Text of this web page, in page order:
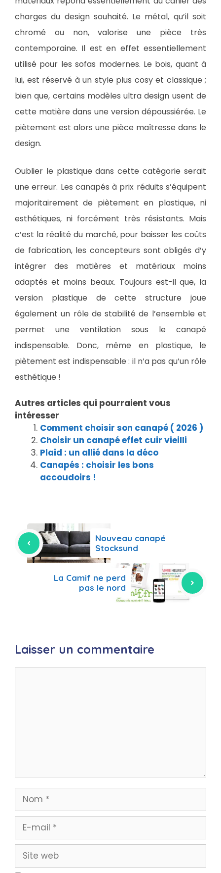
charges du design souhaité. Le métal, qu’il soit
chromé ou non, valorise une pièce très
contemporaine. Il est en effet essentiellement
utilisé pour les sofas modernes. Le bois, quant à
lui, est réservé à un style plus cosy et classique ;
bien que, certains modèles ultra design usent de
cette matière dans une version dépoussiérée. Le
piètement est alors une pièce maîtresse dans le
design.
Oublier le plastique dans cette catégorie serait
une erreur. Les canapés à prix réduits s’équipent
majoritairement de piètement en plastique, ni
esthétiques, ni forcément très résistants. Mais
c’est la réalité du marché, pour baisser les coûts
de fabrication, les concepteurs sont obligés d’y
intégrer des matières et matériaux moins
adaptés et moins beaux. Toujours est-il que, la
version plastique de cette structure joue
également un rôle de stabilité de l’ensemble et
permet une ventilation sous le canapé
indispensable. Donc, même en plastique, le
piètement est indispensable : il n’a pas qu’un rôle
esthétique !
Autres articles qui pourraient vous
intéresser
Comment choisir son canapé ( 2026 )
Choisir un canapé effet cuir vieilli
Plaid : un allié dans la déco
Canapés : choisir les bons
accoudoirs !
Nouveau canapé
Stocksund
La Camif ne perd
pas le nord
Laisser un commentaire
Nom
mail
Site
web